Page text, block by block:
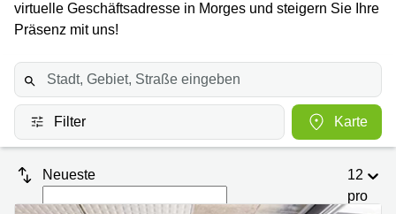
Center
Virtuelle
Besprechungsräume
Zürich
Coworking
Coworking
Basel
Coworking
Luzern
Coworking
Lugano
95 Zürich
Bahnhofplatz
Bahnhofstrasse
10 Zürich
Bahnhofstrasse
100 Zürich
Europaallee
41 Zürich
Büro vermieten
Preis
Anmelden
Sprache wählen
French
virtuelle Geschäftsadresse in Morges und steigern Sie Ihre
Präsenz mit uns!
Filter Karte
Neueste
12
pro